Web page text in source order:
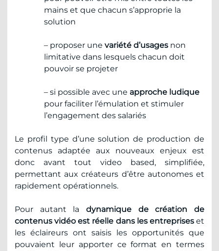
mains et que chacun s’approprie la
solution
– proposer une variété d’usages non
limitative dans lesquels chacun doit
pouvoir se projeter
– si possible avec une approche ludique
pour faciliter l’émulation et stimuler
l’engagement des salariés
Le profil type d’une solution de production de
contenus adaptée aux nouveaux enjeux est
donc avant tout video based, simplifiée,
permettant aux créateurs d’être autonomes et
rapidement opérationnels.
Pour autant la dynamique de création de
contenus vidéo est réelle dans les entreprises et
les éclaireurs ont saisis les opportunités que
pouvaient leur apporter ce format en termes